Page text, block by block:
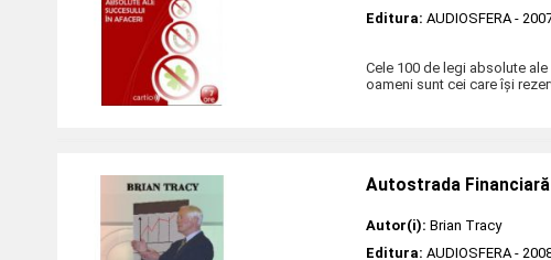
Editura: AUDIOSFERA -
Cele 100 de legi absolute
oameni sunt cei care îşi
Autostrada Financiară
Autor(i): Brian Tracy
Editura: AUDIOSFERA -